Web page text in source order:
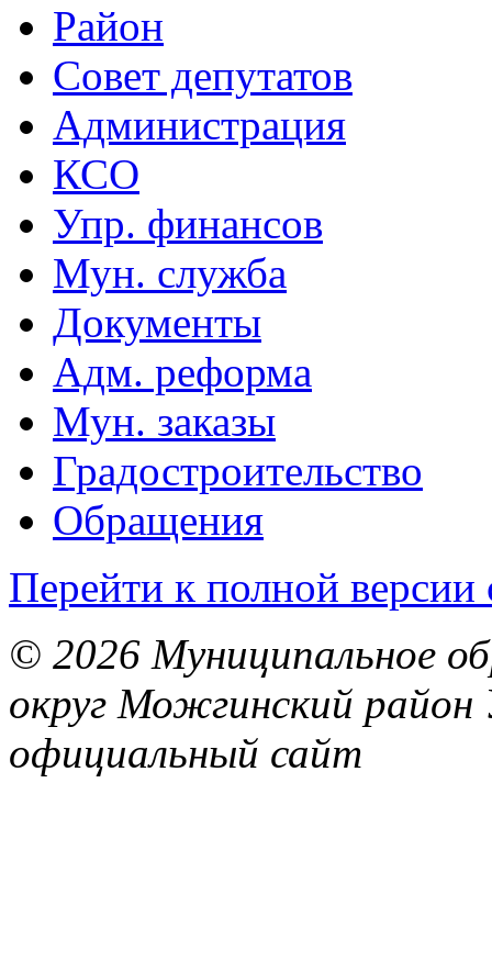
Район
Совет депутатов
Администрация
КСО
Упр. финансов
Мун. служба
Документы
Адм. реформа
Мун. заказы
Градостроительство
Обращения
Перейти к полной версии
© 2026 Муниципальное
округ Можгинский район
официальный сайт